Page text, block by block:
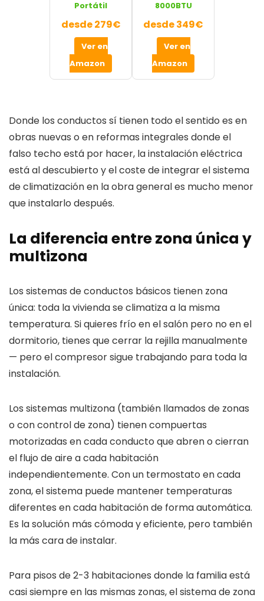
Portátil
desde 279€
Ver en
Amazon
8000BTU
desde 349€
Ver en
Amazon
Donde los conductos sí tienen todo el sentido es en
obras nuevas o en reformas integrales donde el
falso techo está por hacer, la instalación eléctrica
está al descubierto y el coste de integrar el sistema
de climatización en la obra general es mucho menor
que instalarlo después.
La diferencia entre zona única y
multizona
Los sistemas de conductos básicos tienen zona
única: toda la vivienda se climatiza a la misma
temperatura. Si quieres frío en el salón pero no en el
dormitorio, tienes que cerrar la rejilla manualmente
— pero el compresor sigue trabajando para toda la
instalación.
Los sistemas multizona (también llamados de zonas
o con control de zona) tienen compuertas
motorizadas en cada conducto que abren o cierran
el flujo de aire a cada habitación
independientemente. Con un termostato en cada
zona, el sistema puede mantener temperaturas
diferentes en cada habitación de forma automática.
Es la solución más cómoda y eficiente, pero también
la más cara de instalar.
Para pisos de 2-3 habitaciones donde la familia está
casi siempre en las mismas zonas, el sistema de zona